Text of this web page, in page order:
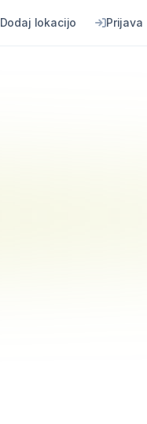
Dodaj lokacijo Prijava